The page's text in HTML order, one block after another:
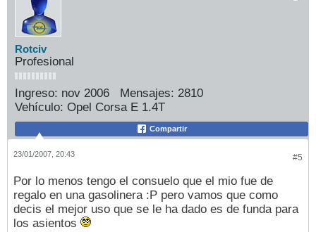
Rotciv
Profesional
Ingreso: nov 2006 Mensajes: 2810
Vehículo: Opel Corsa E 1.4T
Compartir
#5
23/01/2007, 20:43
Por lo menos tengo el consuelo que el mio fue de
regalo en una gasolinera :P pero vamos que como
decis el mejor uso que se le ha dado es de funda para
los asientos